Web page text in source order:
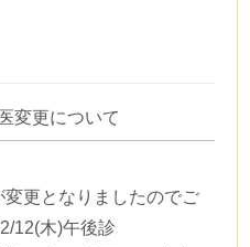
変更について
更となりましたのでご
12/12(木)午後診